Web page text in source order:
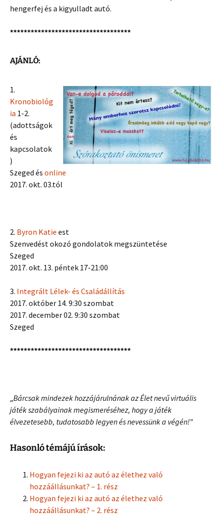
hengerfej és a kigyulladt autó.
***********************************
AJÁNLÓ:
1.
Kronobiológ
ia 1-2.
(adottságok
és
kapcsolatok
)
Szeged és online
2017. okt. 03.tól
2. Byron Katie est
Szenvedést okozó gondolatok megszüntetése
Szeged
2017. okt. 13. péntek 17-21:00
3. Integrált Lélek- és Családállítás
2017. október 14. 9:30 szombat
2017. december 02. 9:30 szombat
Szeged
***********************************
„Bárcsak mindezek hozzájárulnának az Élet nevű virtuális
játék szabályainak megismeréséhez, hogy a játék
élvezetesebb, tudatosabb legyen és nevessünk a végén!”
Hasonló témájú írások:
Hogyan fejezi ki az autó az élethez való
hozzáállásunkat? – 1. rész
Hogyan fejezi ki az autó az élethez való
hozzáállásunkat? – 2. rész